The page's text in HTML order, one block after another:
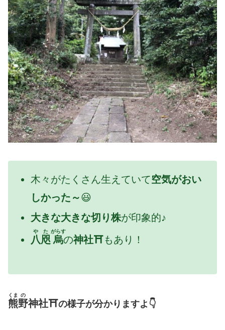
木々がたくさん生えていて空気がおい
しかった～😃
大きな大きな切り株が印象的♪
八咫
やた
烏
がらす
の神社⛩もあり！
熊
くま
野
の
神社⛩の様子が分かりますよ👇